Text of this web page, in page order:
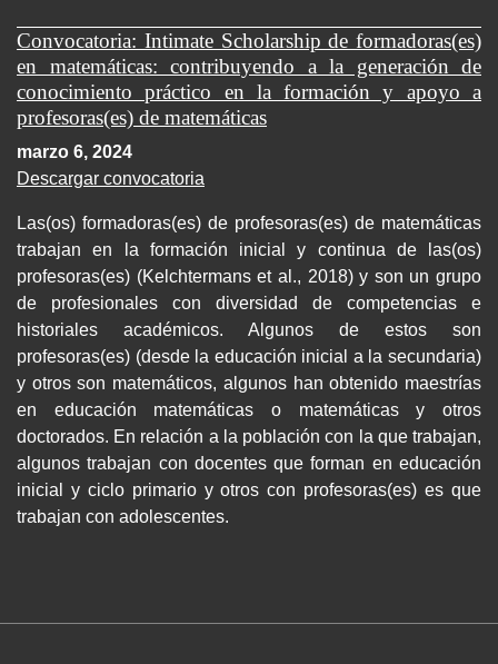
Convocatoria: Intimate Scholarship de formadoras(es)
en matemáticas: contribuyendo a la generación de
conocimiento práctico en la formación y apoyo a
profesoras(es) de matemáticas
marzo 6, 2024
Descargar convocatoria
Las(os) formadoras(es) de profesoras(es) de matemáticas
trabajan en la formación inicial y continua de las(os)
profesoras(es) (Kelchtermans et al., 2018) y son un grupo
de profesionales con diversidad de competencias e
historiales académicos. Algunos de estos son
profesoras(es) (desde la educación inicial a la secundaria)
y otros son matemáticos, algunos han obtenido maestrías
en educación matemáticas o matemáticas y otros
doctorados. En relación a la población con la que trabajan,
algunos trabajan con docentes que forman en educación
inicial y ciclo primario y otros con profesoras(es) es que
trabajan con adolescentes.